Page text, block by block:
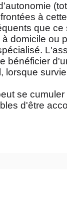
à
que ce
domicile ou
bénéficier
lorsque
se cumuler
d'être